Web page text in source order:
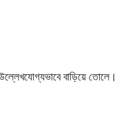
বাড়িয়ে তোলে।